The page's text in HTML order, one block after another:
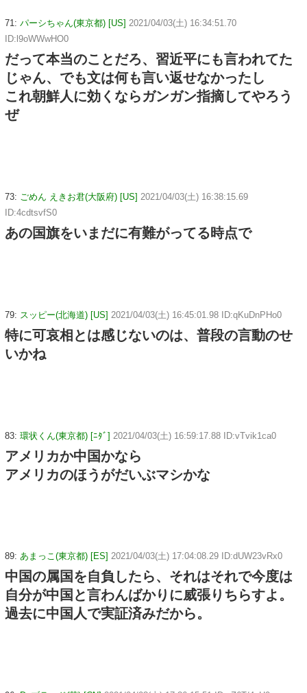
71: パーシちゃん(東京都) [US] 2021/04/03(土) 16:34:51.70
ID:l9oWWwHO0
だって本当のことだろ、習近平にも言われてた
じゃん、でも文は何も言い返せなかったし
これ朝鮮人に効くならガンガン指摘してやろう
ぜ
73: ごめん えきお君(大阪府) [US] 2021/04/03(土) 16:38:15.69
ID:4cdtsvfS0
あの国旗をいまだに有難がってる時点で
79: スッピー(北海道) [US] 2021/04/03(土) 16:45:01.98 ID:qKuDnPHo0
特に可哀相とは感じないのは、普段の言動のせ
いかね
83: 環状くん(東京都) [ﾆﾀﾞ] 2021/04/03(土) 16:59:17.88 ID:vTvik1ca0
アメリカか中国かなら
アメリカのほうがだいぶマシかな
89: あまっこ(東京都) [ES] 2021/04/03(土) 17:04:08.29 ID:dUW23vRx0
中国の属国を自負したら、それはそれで今度は
自分が中国と言わんばかりに威張りちらすよ。
過去に中国人で実証済みだから。